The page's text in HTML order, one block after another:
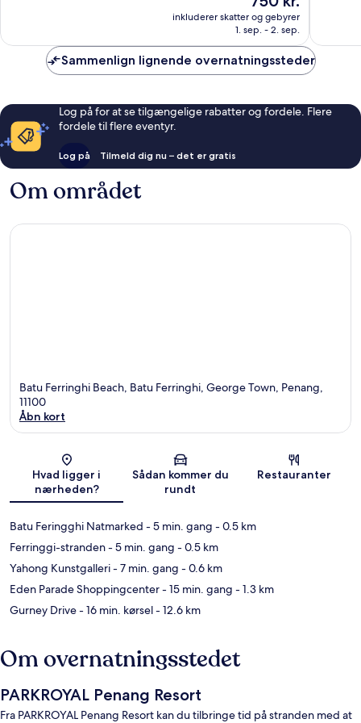
anmeldelser
er
750 kr.
inkluderer skatter og gebyrer
1. sep. - 2. sep.
Sammenlign lignende overnatningssteder
Log på for at se tilgængelige rabatter og fordele. Flere
fordele til flere eventyr.
Log på Tilmeld dig nu – det er gratis
Om området
Batu Ferringhi Beach, Batu Ferringhi, George Town, Penang,
11100
Åbn kort
Hvad ligger i
nærheden?
Sådan kommer du
rundt
Restauranter
Batu Feringghi Natmarked - 5 min. gang - 0.5 km
Ferringgi-stranden- 5 min. gang - 0.5 km
Yahong Kunstgalleri- 7 min. gang - 0.6 km
Eden Parade Shoppingcenter- 15 min. gang - 1.3 km
Gurney Drive- 16 min. kørsel- 12.6 km
Om overnatningsstedet
PARKROYAL Penang Resort
Fra PARKROYAL Penang Resort kan du tilbringe tid på stranden med at